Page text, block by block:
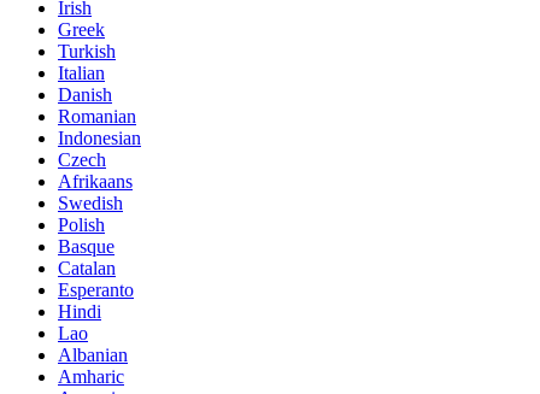
Irish
Greek
Turkish
Italian
Danish
Romanian
Indonesian
Czech
Afrikaans
Swedish
Polish
Basque
Catalan
Esperanto
Hindi
Lao
Albanian
Amharic